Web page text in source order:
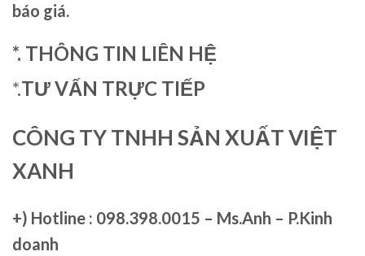
báo giá.
*. THÔNG TIN LIÊN HỆ
*.TƯ VẤN TRỰC TIẾP
CÔNG TY TNHH SẢN XUẤT VIỆT
XANH
+) Hotline : 098.398.0015 – Ms.Anh – P.Kinh
doanh